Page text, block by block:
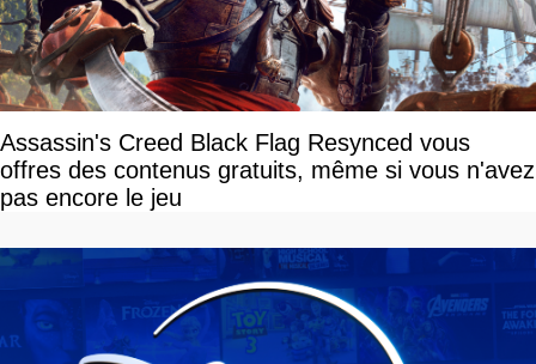
Assassin's Creed Black Flag Resynced vous
offres des contenus gratuits, même si vous n'avez
pas encore le jeu